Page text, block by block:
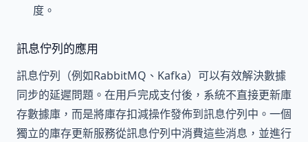
度。
訊息佇列的應用
訊息佇列（例如RabbitMQ、Kafka）可以有效解決數據
同步的延遲問題。在用戶完成支付後，系統不直接更新庫
存數據庫，而是將庫存扣減操作發佈到訊息佇列中。一個
獨立的庫存更新服務從訊息佇列中消費這些消息，並進行